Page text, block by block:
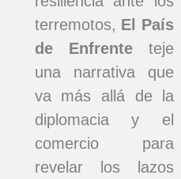
terremotos, El País
de Enfrenteteje
una narrativa que
va más allá de la
diplomacia y el
comercio para
revelar los lazos